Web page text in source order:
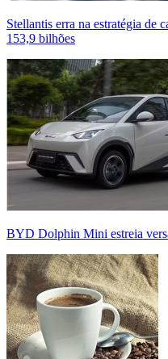
Stellantis erra na estratégia de
153,9 bilhões
BYD Dolphin Mini estreia